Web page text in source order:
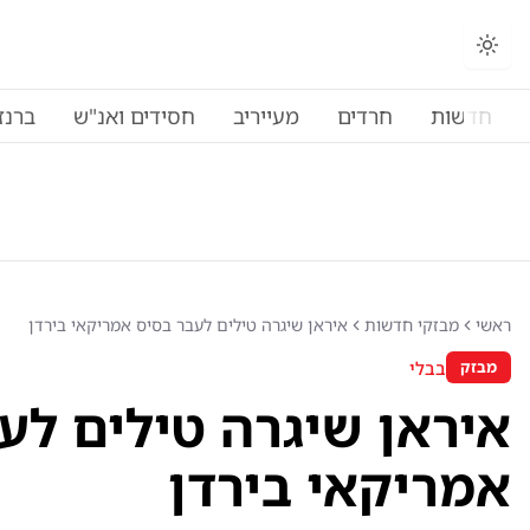
החלפת מצב תצוגה
חדשות חרדים מעייריב חסידים ואנ"ש
ראשי מבזקי חדשות איראן שיגרה טילים לעבר בסיס אמריקאי בירדן
מבזק בבלי
איראן שיגרה טילים
אמריקאי בירדן